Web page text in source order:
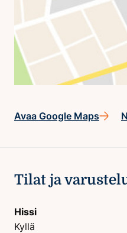
Avaa Google Maps
Tilat ja
Hissi
Kyllä